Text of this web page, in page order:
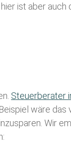
ist aber
Steuerberater
wäre
Wir